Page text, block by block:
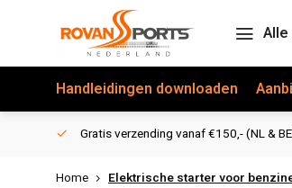
Handleidingen downloaden
Gratis verzending vanaf €150,- (NL &
Home Elektrische starter voor